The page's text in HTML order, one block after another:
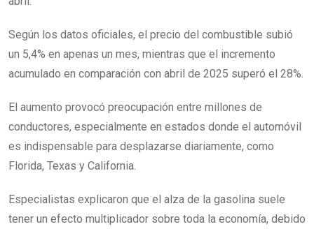
Según los datos oficiales, el precio del combustible subió
un 5,4% en apenas un mes, mientras que el incremento
acumulado en comparación con abril de 2025 superó el 28%.
El aumento provocó preocupación entre millones de
conductores, especialmente en estados donde el automóvil
es indispensable para desplazarse diariamente, como
Florida, Texas y California.
Especialistas explicaron que el alza de la gasolina suele
tener un efecto multiplicador sobre toda la economía, debido